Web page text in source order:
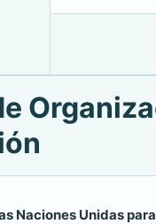
Naciones Unidas